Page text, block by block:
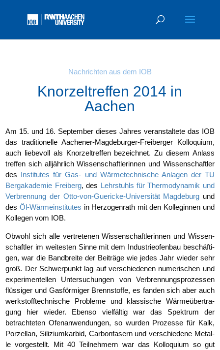
Nachrichten aus dem IOB
Knorzeltreffen 2014 in
Aachen
Am 15. und 16. Sep­tem­ber die­ses Jah­res ver­an­stal­te­te das IOB
das tra­di­tio­nel­le Aache­ner-Mag­de­bur­ger-Frei­ber­ger Kol­lo­qui­um,
auch lie­be­voll als Knor­zel­tref­fen bezeich­net. Zu die­sem Anlass
tref­fen sich all­jähr­lich Wis­sen­schaft­le­rin­nen und Wis­sen­schaft­ler
des Insti­tu­tes für Gas- und Wär­me­tech­ni­sche Anla­gen der TU
Berg­aka­de­mie Frei­berg, des Lehr­stuhls für Ther­mo­dy­na­mik und
Ver­bren­nung der Otto-von-Gue­ri­cke-Uni­ver­si­tät Mag­de­burg und
des Öl-Wär­me­in­sti­tu­tes in Her­zo­gen­rath mit den Kol­le­gin­nen und
Kol­le­gen vom IOB.
Obwohl sich alle ver­tre­te­nen Wis­sen­schaft­le­rin­nen und Wis­sen­
schaft­ler im wei­tes­ten Sin­ne mit dem Indus­trie­ofen­bau beschäf­ti­
gen, war die Band­brei­te der Bei­trä­ge wie jedes Jahr wie­der sehr
groß. Der Schwer­punkt lag auf ver­schie­de­nen nume­ri­schen und
expe­ri­men­tel­len Unter­su­chun­gen von Ver­bren­nungs­pro­zes­sen
flüs­si­ger und Gas­för­mi­ger Brenn­stof­fe, es fan­den sich aber auch
werk­stoff­tech­ni­sche Pro­ble­me und klas­si­sche Wär­me­über­tra­
gung hier wie­der. Eben­so viel­fäl­tig war das Spek­trum der
betrach­te­ten Ofen­an­wen­dun­gen, so wur­den Pro­zes­se für Kalk,
Por­zel­lan, Sili­zi­um­kar­bid, Car­bon­fa­sern und ver­schie­de­ne Metal­
le vor­ge­stellt. Mit 40 Teil­neh­mern war das Kol­lo­qui­um so gut